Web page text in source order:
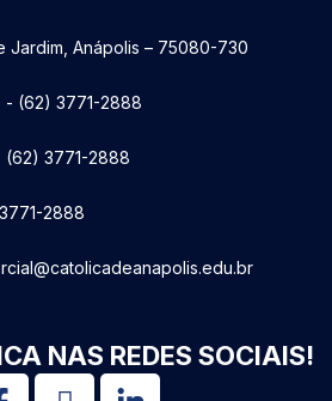
Jardim, Anápolis – 75080-730​
- (62) 3771-2888
(62) 3771-2888
2888
NAS REDES SOCIAIS!​